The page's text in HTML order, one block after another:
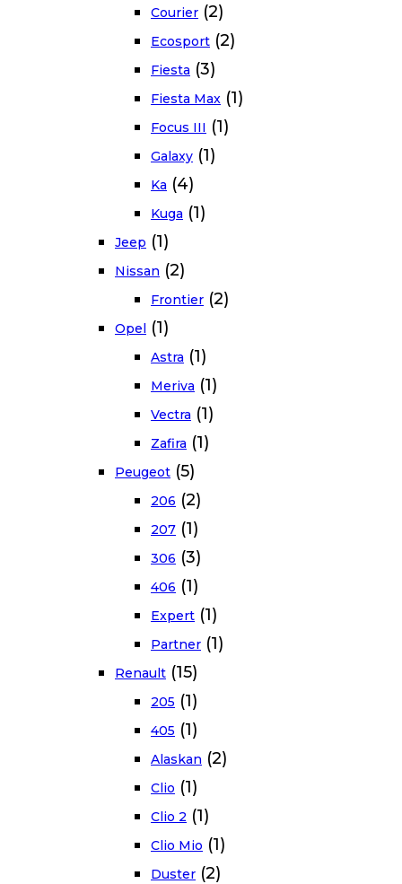
Courier (2)
Ecosport (2)
Fiesta (3)
Fiesta Max (1)
Focus III (1)
Galaxy (1)
Ka (4)
Kuga (1)
Jeep (1)
Nissan (2)
Frontier (2)
Opel (1)
Astra (1)
Meriva (1)
Vectra (1)
Zafira (1)
Peugeot (5)
206 (2)
207 (1)
306 (3)
406 (1)
Expert (1)
Partner (1)
Renault (15)
205 (1)
405 (1)
Alaskan (2)
Clio (1)
Clio 2 (1)
Clio Mio (1)
Duster (2)